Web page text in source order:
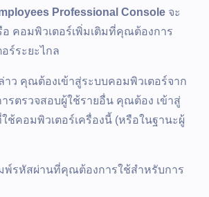
Professional Console จะ
คอมพิวเตอร์เพิ่มเติมที่คุณต้องการ
ร์ระยะไกล
าว คุณต้องเข้าสู่ระบบคอมพิวเตอร์จาก
รตรวจสอบผู้ใช้รายอื่น คุณต้อง เข้าสู่
ช้คอมพิวเตอร์เครื่องนี้ (หรือในฐานะผู้
พ์รหัสผ่านที่คุณต้องการใช้สำหรับการ